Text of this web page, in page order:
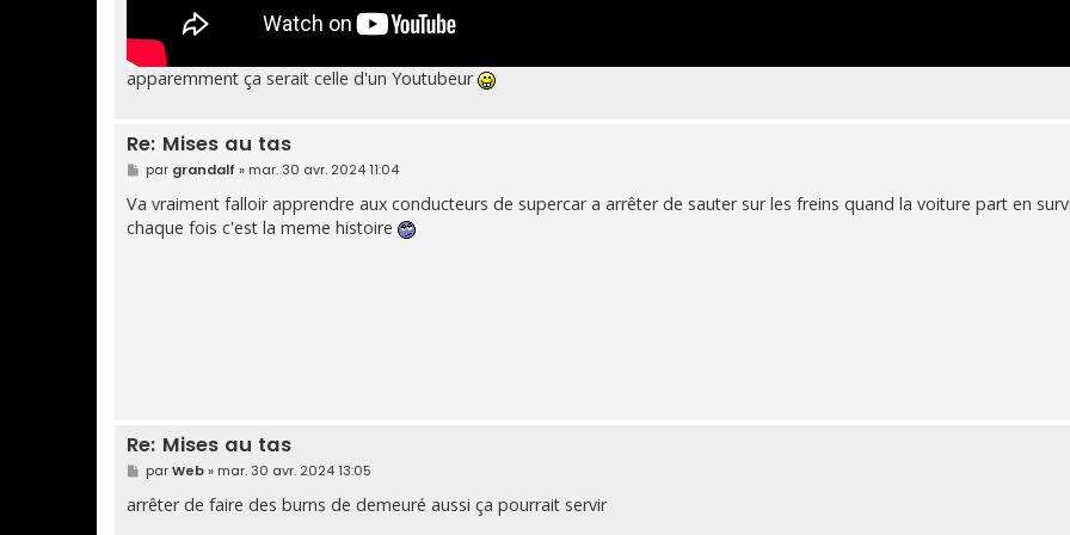
apparemment ça serait celle d'un Youtubeur
Re: Mises au tas
M
e
s
s
a
par grandalf » mar. 30 avr. 2024 11:04
Va vraiment falloir apprendre aux conducteurs de supercar a arrêter de sauter sur les freins quand la voiture part en
chaque fois c'est la meme histoire
Re: Mises au tas
M
e
s
s
parWeb» mar. 30 avr. 2024 13:05
arrêter de faire des burns de demeuré aussi ça pourrait servir